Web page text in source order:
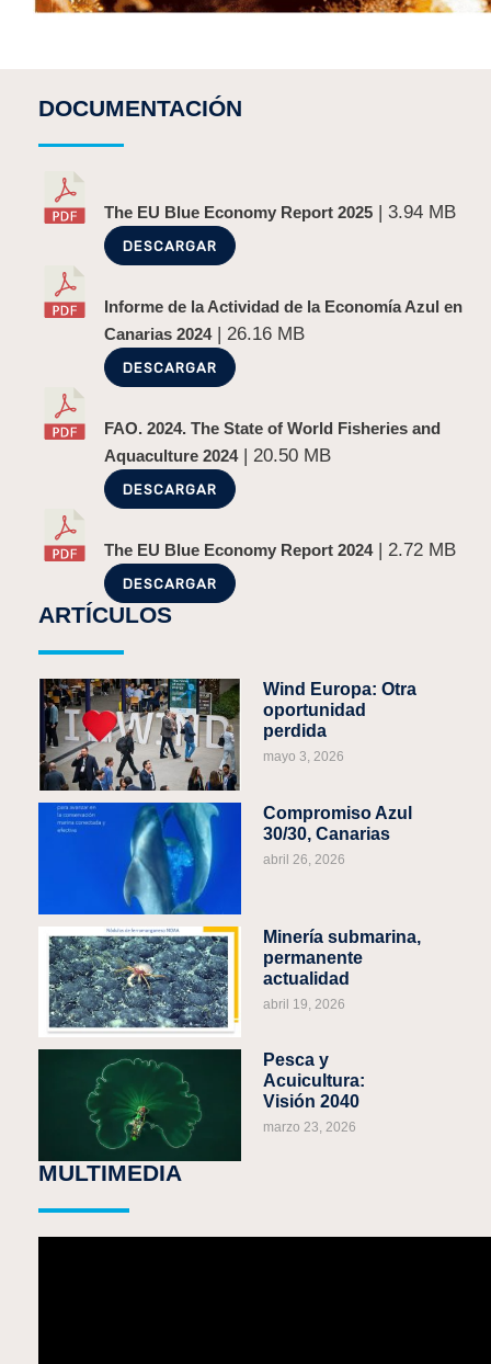
DOCUMENTACIÓN
The EU Blue Economy Report 2025 | 3.94 MB
DESCARGAR
Informe de la Actividad de la Economía Azul en
Canarias 2024| 26.16 MB
DESCARGAR
FAO. 2024. The State of World Fisheries and
Aquaculture 2024| 20.50 MB
DESCARGAR
The EU Blue Economy Report 2024| 2.72 MB
DESCARGAR
ARTÍCULOS
Wind Europa: Otra
oportunidad
perdida
mayo 3, 2026
Compromiso Azul
30/30, Canarias
abril 26, 2026
Minería submarina,
permanente
actualidad
abril 19, 2026
Pesca y
Acuicultura:
Visión 2040
marzo 23, 2026
MULTIMEDIA